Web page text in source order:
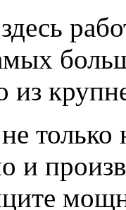
из
и